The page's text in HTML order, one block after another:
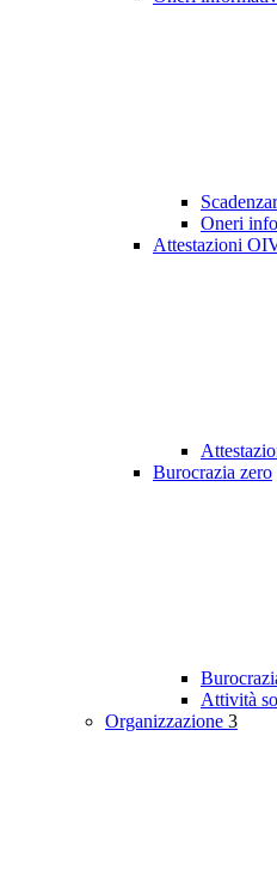
Oneri
Attestazioni
Burocrazia zero
Attività
Organizzazione 3